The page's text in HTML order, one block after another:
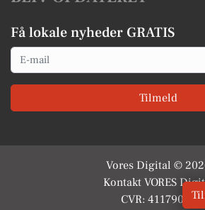
Få lokale nyheder GRATIS
Email
Tilmeld
Vores Digital ©
Kontakt VORES
CVR: 41179082